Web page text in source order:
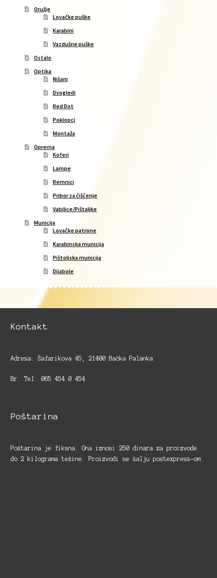
Oružje
Lovačke puške
Karabini
Vazdušne puške
Ostalo
Optika
Nišani
Dvogledi
Red Dot
Poklopci
Montaža
Oprema
Koferi
Lampe
Remnici
Pribor za čišćenje
Vabilice/Pištaljke
Municija
Lovačke patrone
Karabinska municija
Pištoljska municija
Dijabole
Kontakt
Adresa: Šafarikova 45, 21400 Bačka Palanka
Br. Tel: 065 454 0 454
Poštarina
Poštarina je fiksna. Ona iznosi 250 dinara za proizvode
do 2 kilograma težine. Proizvodi se šalju postexpress-om.